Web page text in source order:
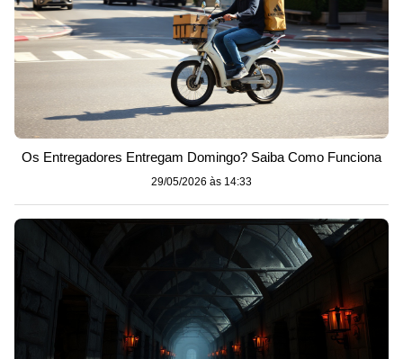
Os Entregadores Entregam Domingo? Saiba Como Funciona
29/05/2026 às 14:33